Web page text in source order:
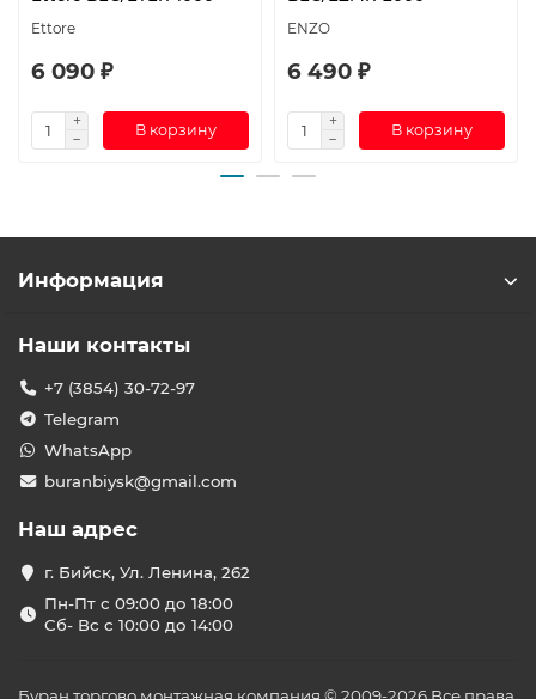
Ettore
6 090 ₽
В корзину
ENZO
6 490 ₽
В корзину
Информация
Наши контакты
+7 (3854) 30-72-97
Telegram
WhatsApp
buranbiysk@gmail.com
Наш адрес
г. Бийск, Ул. Ленина, 262
Пн-Пт с 09:00 до 18:00
Сб- Вс с 10:00 до 14:00